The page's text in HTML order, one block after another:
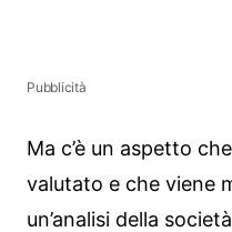
Pubblicità
Ma c’è un aspetto
valutato e che viene
un’analisi della